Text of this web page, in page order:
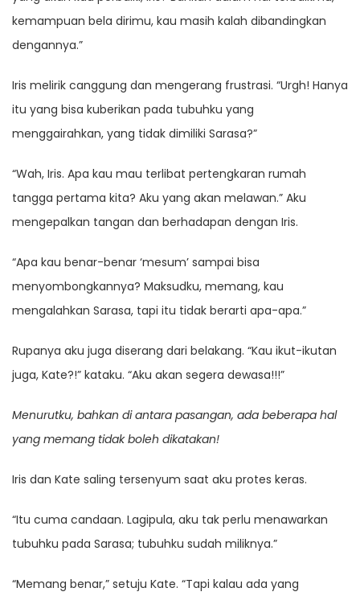
kemampuan bela dirimu, kau masih kalah dibandingkan
dengannya.”
Iris melirik canggung dan mengerang frustrasi. “Urgh! Hanya
itu yang bisa kuberikan pada tubuhku yang
menggairahkan, yang tidak dimiliki Sarasa?”
“Wah, Iris. Apa kau mau terlibat pertengkaran rumah
tangga pertama kita? Aku yang akan melawan.” Aku
mengepalkan tangan dan berhadapan dengan Iris.
“Apa kau benar-benar ‘mesum’ sampai bisa
menyombongkannya? Maksudku, memang, kau
mengalahkan Sarasa, tapi itu tidak berarti apa-apa.”
Rupanya aku juga diserang dari belakang. “Kau ikut-ikutan
juga, Kate?!” kataku. “Aku akan segera dewasa!!!”
Menurutku, bahkan di antara pasangan, ada beberapa hal
yang memang tidak boleh dikatakan!
Iris dan Kate saling tersenyum saat aku protes keras.
“Itu cuma candaan. Lagipula, aku tak perlu menawarkan
tubuhku pada Sarasa; tubuhku sudah miliknya.”
“Memang benar,” setuju Kate. “Tapi kalau ada yang